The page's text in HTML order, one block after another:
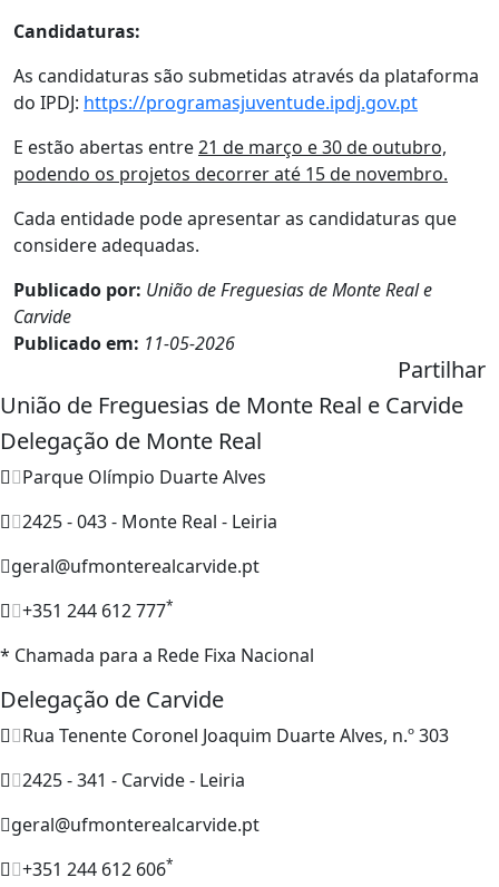
Candidaturas:
As candidaturas são submetidas através da plataforma
do IPDJ: https://programasjuventude.ipdj.gov.pt
E estão abertas entre21 de março e 30 de outubro,
podendo os projetos decorrer até 15 de novembro.
Cada entidade pode apresentar as candidaturas que
considere adequadas.
Publicado por: União de Freguesias de Monte Real e
Carvide
Publicado em: 11-05-2026
Partilhar
União de Freguesias de Monte Real e Carvide
Delegação de Monte Real
Parque Olímpio Duarte Alves
2425 - 043 - Monte Real - Leiria
geral@ufmonterealcarvide.pt
+351 244 612 777*
* Chamada para a Rede Fixa Nacional
Delegação de Carvide
Rua Tenente Coronel Joaquim Duarte Alves, n.º 303
2425 - 341 - Carvide - Leiria
geral@ufmonterealcarvide.pt
+351 244 612 606*